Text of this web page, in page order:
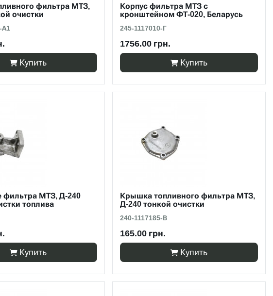
фильтра МТЗ,
очистки
А1
Купить
Корпус фильтра МТЗ с
кронштейном ФТ-020, Беларусь
245-1117010-Г
1756.00 грн.
Купить
фильтра МТЗ, Д-240
топлива
Купить
Крышка топливного фильтра МТЗ,
Д-240 тонкой очистки
240-1117185-В
165.00 грн.
Купить